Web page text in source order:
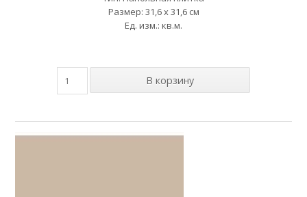
Размер: 31,6 x 31,6 см
Ед. изм.: кв.м.